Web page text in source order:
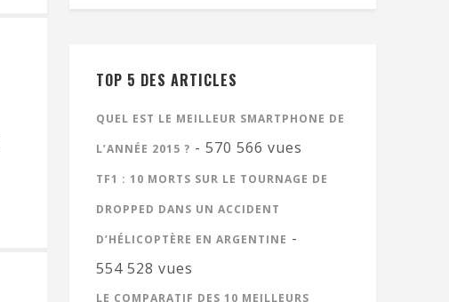
TOP 5 DES ARTICLES
QUEL EST LE MEILLEUR SMARTPHONE DE
L’ANNÉE 2015 ? - 570 566 vues
TF1 : 10 MORTS SUR LE TOURNAGE DE
DROPPED DANS UN ACCIDENT
D’HÉLICOPTÈRE EN ARGENTINE -
554 528 vues
LE COMPARATIF DES 10 MEILLEURS